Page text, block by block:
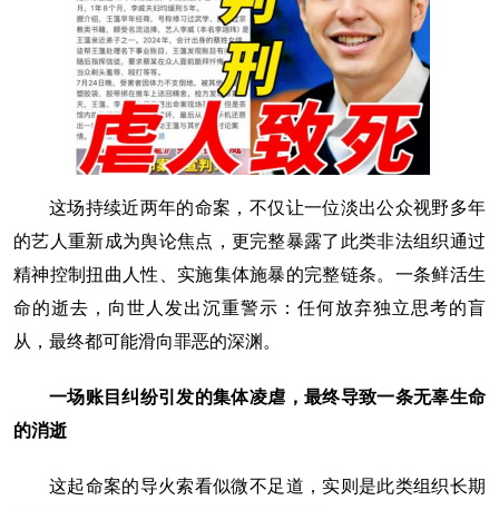
这场持续近两年的命案，不仅让一位淡出公众视野多年
的艺人重新成为舆论焦点，更完整暴露了此类非法组织通过
精神控制扭曲人性、实施集体施暴的完整链条。一条鲜活生
命的逝去，向世人发出沉重警示：任何放弃独立思考的盲
从，最终都可能滑向罪恶的深渊。
一场账目纠纷引发的集体凌虐，最终导致一条无辜生命
的消逝
这起命案的导火索看似微不足道，实则是此类组织长期